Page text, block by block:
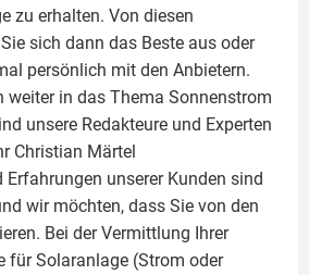
zu erhalten. Von diesen
sich dann das Beste aus oder
persönlich mit den Anbietern.
weiter in das Thema Sonnenstrom
unsere Redakteure und Experten
Christian Märtel
Erfahrungen unserer Kunden sind
wir möchten, dass Sie von den
Bei der Vermittlung Ihrer
für Solaranlage (Strom oder